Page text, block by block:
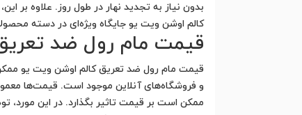
بدون نیاز به تجدید نهار در طول روز. علاوه بر
کالم اوشن ویت یو جایگاه ویژه‌ای در دسته
قیمت مام رول ضد
قیمت مام رول ضد تعریق کالم اوشن ویت یو
و فروشگاه‌های آنلاین موجود است. قیمت‌ها
ممکن است بر قیمت تاثیر بگذارد. در این مورد،